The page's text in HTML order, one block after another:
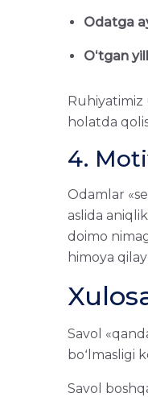
Odatga
Oʻtgan
Ruhiyatimiz
holatda
4.
Odamlar
aslida
doimo
himoya
Savol
boʻlmasligi
Savol